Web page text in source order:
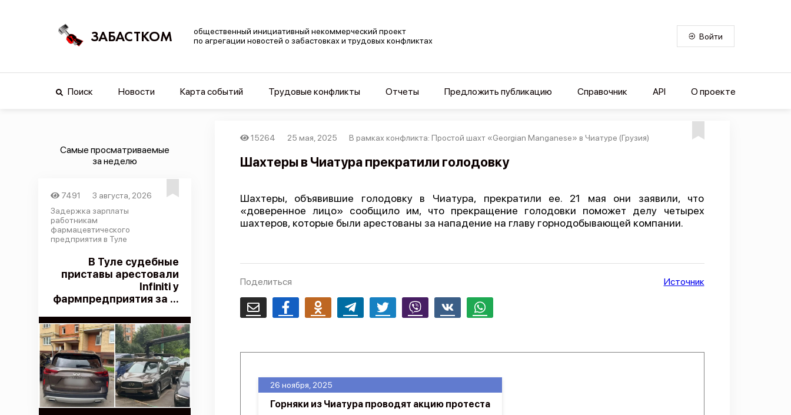
ЗАБАСТКОМ
общественный инициативный некоммерческий проект
по агрегации новостей о забастовках и трудовых конфликтах
Войти
Поиск Новости Карта событий Трудовые конфликты Отчеты Предложить публикацию Справочник API О проекте
Самые просматриваемые
за неделю
7491
3 августа, 2026
Задержка зарплаты
работникам
фармацевтического
предприятия в Туле
В Туле судебные
приставы арестовали
Infiniti у
фармпредприятия за ...
15264 25 мая, 2025 В рамках конфликта: Простой шахт «Georgian Manganese» в Чиатуре (Грузия)
Шахтеры в Чиатура прекратили голодовку
Шахтеры, объявившие голодовку в Чиатура, прекратили ее. 21 мая они заявили, что
«доверенное лицо» сообщило им, что прекращение голодовки поможет делу четырех
шахтеров, которые были арестованы за нападение на главу горнодобывающей компании.
Поделиться
Email FacebookOdnoklassnikiTelegram Twitter Viber Whatsapp
Источник
26 ноября, 2025
Горняки из Чиатура проводят акцию протеста